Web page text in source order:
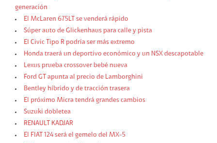
generación
El McLaren 675LT se venderá rápido
Súper auto de Glickenhaus para calle y pista
El Civic Tipo R podría ser más extremo
Honda traerá un deportivo económico y un NSX descapotable
Lexus prueba crossover bebé nueva
Ford GT apunta al precio de Lamborghini
Bentley híbrido y de tracción trasera
El próximo Micra tendrá grandes cambios
Suzuki dobletea
RENAULT KADJAR
El FIAT 124 será el gemelo del MX-5